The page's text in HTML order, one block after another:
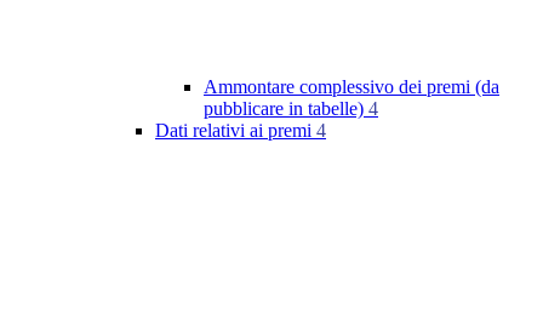
Ammontare complessivo dei premi (da
pubblicare in tabelle) 4
Dati relativi ai premi 4